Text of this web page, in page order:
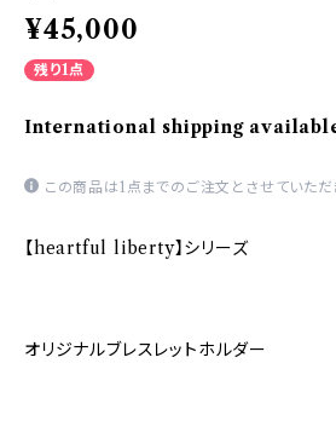
¥45,000
残り1点
International shipping
この商品は1点までのご注文とさせていただ
【heartful liberty】シリーズ
オリジナルブレスレットホルダー